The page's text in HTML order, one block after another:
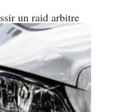
un raid arbitre